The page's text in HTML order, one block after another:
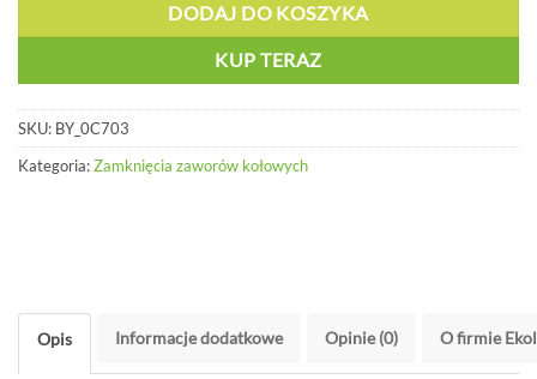
DODAJ DO KOSZYKA
KUP TERAZ
SKU: BY_0C703
Kategoria:Zamknięcia zaworów kołowych
Opis Informacje dodatkowe Opinie (0) O firmie